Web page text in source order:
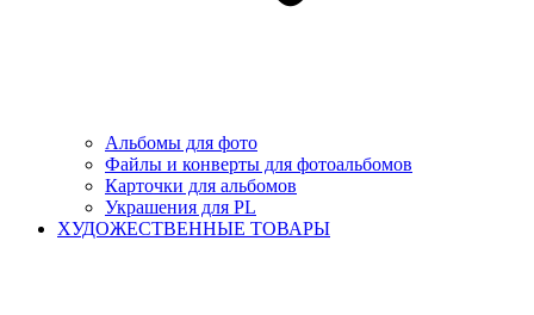
Альбомы для фото
Файлы и конверты для фотоальбомов
Карточки для альбомов
Украшения для PL
ХУДОЖЕСТВЕННЫЕ ТОВАРЫ